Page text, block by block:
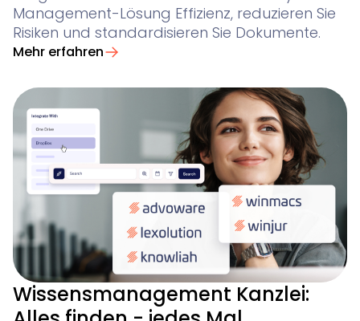
Management-Lösung Effizienz, reduzieren Sie
Risiken und standardisieren Sie Dokumente.
Mehr erfahren
Wissensmanagement Kanzlei: